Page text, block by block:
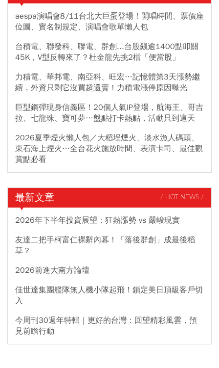
aespa演唱會8/11台北大巨蛋登場！開唱時間、票價座
位圖、實名制規定、演唱會歌單懶人包
台積電、聯發科、聯電、群創...台股飆逾1400點叩關
45K，V型反轉來了？杜金龍先挑2檔「便當股」
力積電、華邦電、南亞科、旺宏…記憶體第3天漲勢繼
續，外資只剩它沒買超還賣！力積電漲停原因曝光
巨型鋼彈現身信義區！20個人氣IP登場，航海王、哥吉
拉、七龍珠、寶可夢…盤點打卡熱點，活動只到這天
2026夏季煙火懶人包／大稻埕煙火、淡水漁人碼頭、
東石海上煙火…全台花火施放時間、表演卡司、最佳觀
賞點必看
最新文章 / HOT NEWS /
2026年下半年投資展望：狂熱漲勢 vs 嚴峻現實
友達二把手柯富仁裸辭內幕！「落後群創」成最後稻
草？
2026前進大南方論壇
佳世達集團艦隊無人機小隊起飛！鎖定美日頂級客戶切
入
今周刊30週年特輯｜更好的台灣：回望精彩風雲，預
見前瞻行動